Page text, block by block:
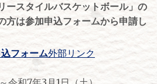
ースタイルバスケットボール」の
方は参加申込フォームから申請し
フォーム外部リンク